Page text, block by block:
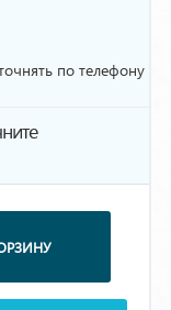
по телефону